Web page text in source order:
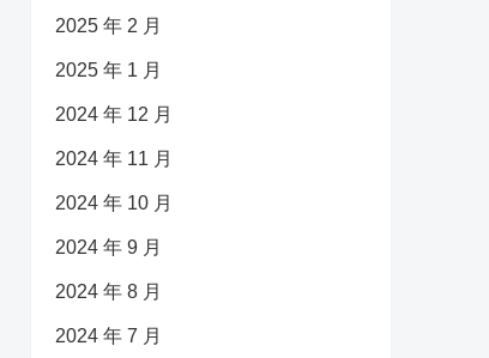
2025 年 2 月
2025 年 1 月
2024 年 12 月
2024 年 11 月
2024 年 10 月
2024 年 9 月
2024 年 8 月
2024 年 7 月